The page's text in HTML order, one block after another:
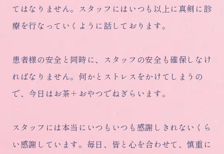
てはなりません。スタッフにはいつも以上に真剣に診
療を行なっていくように話しております。
患者様の安全と同時に、スタッフの安全も確保しなけ
ればなりません。何かとストレスをかけてしまうの
で、今日はお茶＋おやつでねぎらいます。
スタッフには本当にいつもいつも感謝しきれないくら
い感謝しています。毎日、皆と心を合わせて、慎重に